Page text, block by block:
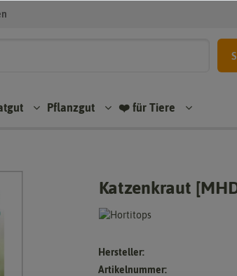
Pflanzgut ❤️ für Tiere
Katzenkraut
Hersteller:
Artikelnummer: